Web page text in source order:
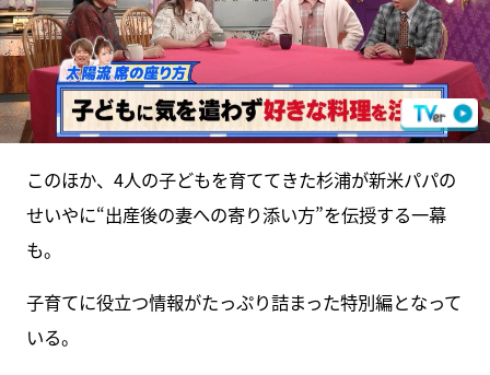
このほか、4人の子どもを育ててきた杉浦が新米パパの
せいやに“出産後の妻への寄り添い方”を伝授する一幕
も。
子育てに役立つ情報がたっぷり詰まった特別編となって
いる。